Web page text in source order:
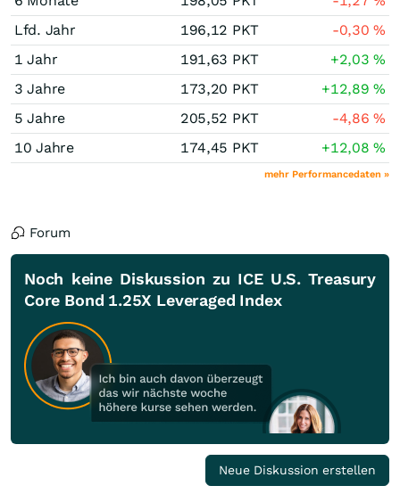
Lfd. Jahr
196,12 PKT -0,30%
1 Jahr
191,63 PKT +2,03%
3 Jahre
173,20 PKT +12,89%
5 Jahre
205,52 PKT -4,86%
10 Jahre
174,45 PKT +12,08%
mehr Performancedaten »
Forum
Noch keine Diskussion zu ICE U.S. Treasury
Core Bond 1.25X Leveraged Index
Neue Diskussion erstellen